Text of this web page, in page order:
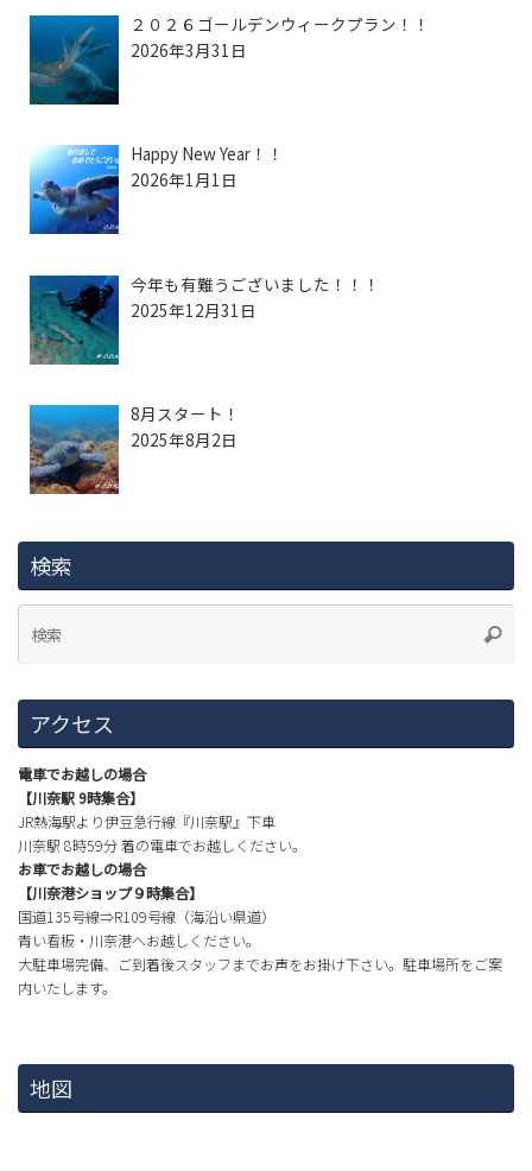
２０２６ゴールデンウィークプラン！！
2026年3月31日
Happy New Year！！
2026年1月1日
今年も有難うございました！！！
2025年12月31日
8月スタート！
2025年8月2日
検索
アクセス
電車でお越しの場合
【川奈駅 9時集合】
JR熱海駅より伊豆急行線『川奈駅』下車
川奈駅 8時59分 着の電車でお越しください。
お車でお越しの場合
【川奈港ショップ９時集合】
国道135号線⇒R109号線（海沿い県道）
青い看板・川奈港へお越しください。
大駐車場完備、ご到着後スタッフまでお声をお掛け下さい。駐車場所をご案
内いたします。
地図